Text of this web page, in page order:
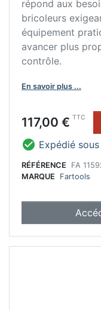
répond aux
bricoleurs
équipement
avancer plus
contrôle.
En savoir plus ...
Prix
117,00 € TTC
 Expédié
RÉFÉRENCE FA
MARQUE
Fartools